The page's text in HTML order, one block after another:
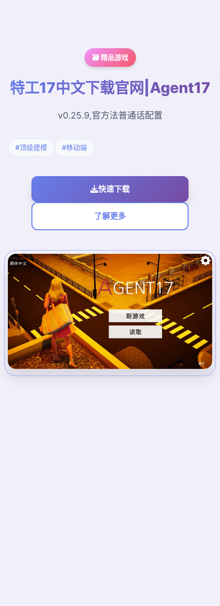
🗃️ 精品游戏
特工17中文下载官网|Agent17
v0.25.9,官方法普通话配置
#顶级建模 #移动端
快速下载
了解更多